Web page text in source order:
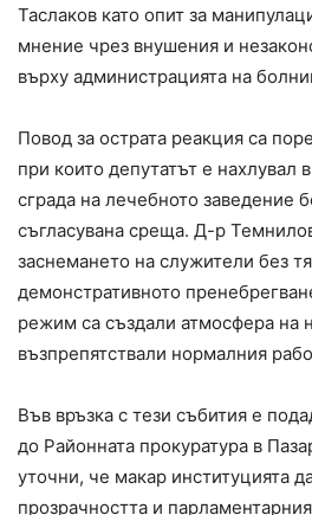
Таслаков като опит за
мнение чрез внушения и
върху администрацията на
Повод за острата реакция са
при които депутатът е нахлувал
сграда на лечебното заведение
съгласувана среща. Д-р
заснемането на служители без
демонстративното
режим са създали атмосфера на
възпрепятствали нормалния
Във връзка с тези събития е
до Районната прокуратура в
уточни, че макар институцията
прозрачността и